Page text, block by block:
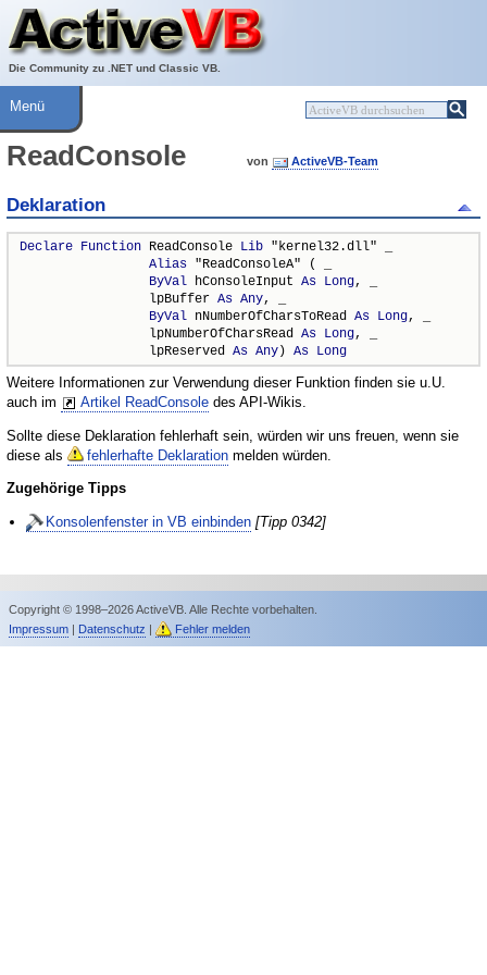
Die Community zu .NET und Classic VB.
Über ActiveVB
Hilfe
Menü
ReadConsole von ActiveVB-Team
Deklaration
Declare Function ReadConsole Lib "kernel32.dll" _
Alias "ReadConsoleA" ( _
ByVal hConsoleInput As Long, _
                 lpBuffer
As Any, _
ByVal nNumberOfCharsToRead As Long, _
                 lpNumberOfCharsRead
As Long, _
                 lpReserved
As Any) As Long
Weitere Informationen zur Verwendung dieser Funktion finden sie u.U.
auch im
Artikel ReadConsole des API-Wikis.
Sollte diese Deklaration fehlerhaft sein, würden wir uns freuen, wenn sie
diese als
fehlerhafte Deklaration melden würden.
Zugehörige Tipps
Konsolenfenster in VB einbinden [Tipp 0342]
Copyright © 1998–2026 ActiveVB. Alle Rechte vorbehalten.
Impressum| Datenschutz | Fehler melden